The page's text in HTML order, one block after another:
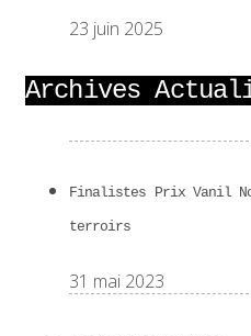
23 juin 2025
Archives
Finalistes Prix Vanil
terroirs
31 mai 2023